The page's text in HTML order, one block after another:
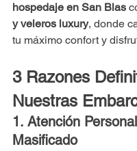
hospedaje en San Blas
y veleros luxury, donde
tu máximo confort y
3 Razones
Nuestras
1. Atención
Masificado